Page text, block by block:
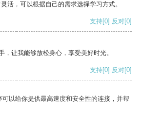
活，可以根据自己的需求选择学习方式。
支持[0] 反对[0]
，让我能够放松身心，享受美好时光。
支持[0] 反对[0]
以给你提供最高速度和安全性的连接，并帮